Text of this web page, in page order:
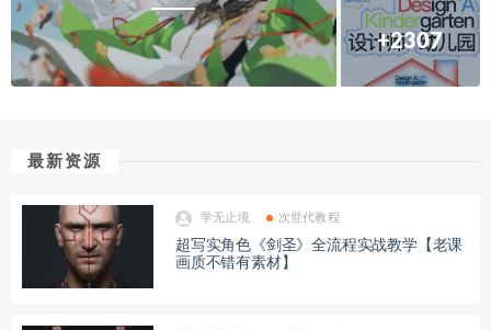
+2307
最新资源
学无止境 次世代教程
超写实角色《剑圣》全流程实战教学【老课
画质不错有素材】